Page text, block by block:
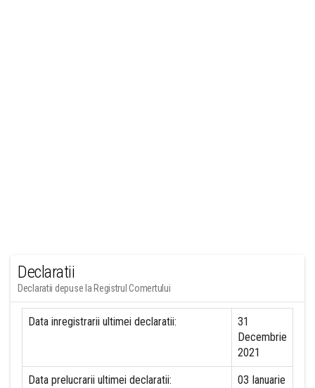
Declaratii
Declaratii depuse la Registrul Comertului
Data inregistrarii ultimei declaratii:
31
Decembrie
2021
Data prelucrarii ultimei declaratii:
03 Ianuarie